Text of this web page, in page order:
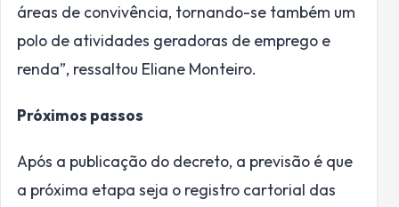
áreas de convivência, tornando-se também um
polo de atividades geradoras de emprego e
renda”, ressaltou Eliane Monteiro.
Próximos passos
Após a publicação do decreto, a previsão é que
a próxima etapa seja o registro cartorial das